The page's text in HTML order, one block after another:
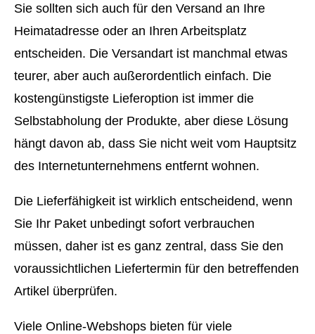
Sie sollten sich auch für den Versand an Ihre
Heimatadresse oder an Ihren Arbeitsplatz
entscheiden. Die Versandart ist manchmal etwas
teurer, aber auch außerordentlich einfach. Die
kostengünstigste Lieferoption ist immer die
Selbstabholung der Produkte, aber diese Lösung
hängt davon ab, dass Sie nicht weit vom Hauptsitz
des Internetunternehmens entfernt wohnen.
Die Lieferfähigkeit ist wirklich entscheidend, wenn
Sie Ihr Paket unbedingt sofort verbrauchen
müssen, daher ist es ganz zentral, dass Sie den
voraussichtlichen Liefertermin für den betreffenden
Artikel überprüfen.
Viele Online-Webshops bieten für viele